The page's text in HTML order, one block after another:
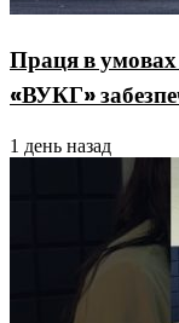
Праця в
«ВУКГ»
1 день назад